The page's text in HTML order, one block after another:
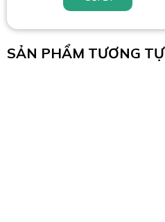
SẢN PHẨM TƯƠNG TỰ